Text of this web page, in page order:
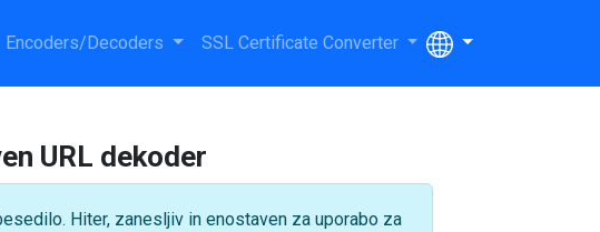
Encoders/Decoders SSL Certificate Converter
URL dekoder
Hiter, zanesljiv in enostaven za uporabo za